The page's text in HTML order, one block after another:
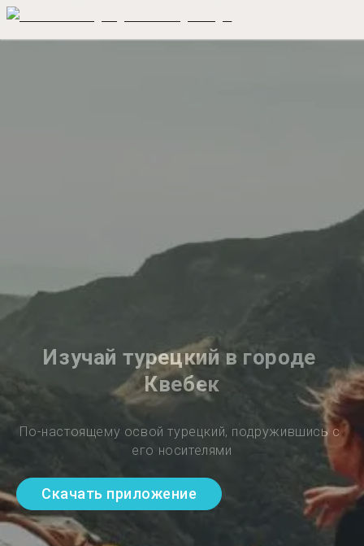
Изучай турецкий в городе
Квебек
По-настоящему освой турецкий, подружившись с
его носителями
Скачать приложение